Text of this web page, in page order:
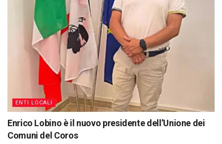
ENTI LOCALI
Enrico Lobino è il nuovo presidente dell’Unione dei
Comuni del Coros